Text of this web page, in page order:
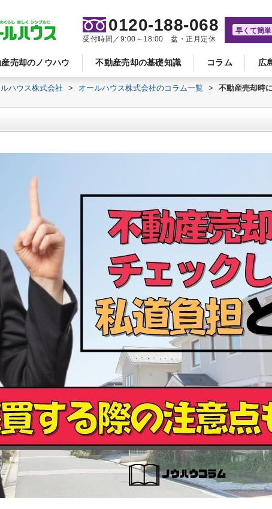
売却のノウハウ 不動産売却の基礎知識 コラム 広
0120-188-068
受付時間／9:00～18:00 盆・正月定休
早くて簡単
ハウス株式会社 > オールハウス株式会社のコラム一覧 > 不動産売却時